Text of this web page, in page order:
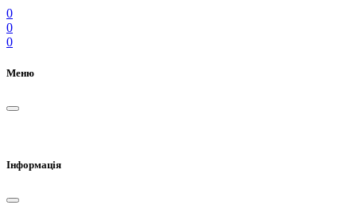
0
0
0
Меню
Інформація